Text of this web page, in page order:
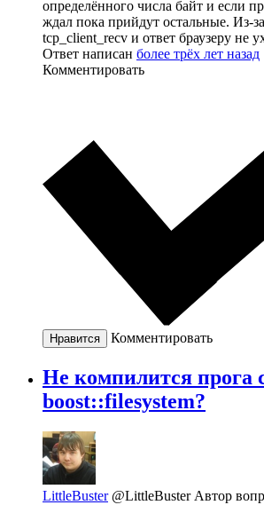
определённого числа байт и если
ждал пока прийдут остальные. Из-
tcp_client_recv и ответ браузеру не
Ответ написан более трёх лет назад
Комментировать
Нравится Комментировать
Не компилится прога
boost::filesystem?
LittleBuster @LittleBuster Автор